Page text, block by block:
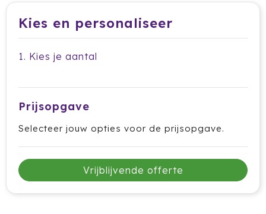
Reizen & Onderweg
Overige
Dag van de Medewerker
Dag van de Thuiswerker
ByOn
CamelBak
CaseLogic
Charles Dickens®
Circular&Co.
Clique
Contigo
Kies en personaliseer
1. Kies je aantal
Prijsopgave
Selecteer jouw opties voor de prijsopgave.
Vrijblijvende offerte